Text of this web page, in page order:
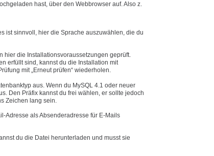
hast, über den Webbrowser auf. Also z.
ist sinnvoll, hier die Sprache auszuwählen, die du
hier die Installationsvoraussetzungen geprüft.
erfüllt sind, kannst du die Installation mit
mit „Erneut prüfen“ wiederholen.
aus. Wenn du MySQL 4.1 oder neuer
Den Präfix kannst du frei wählen, er sollte jedoch
Zeichen lang sein.
Adresse als Absenderadresse für E-Mails
du die Datei herunterladen und musst sie